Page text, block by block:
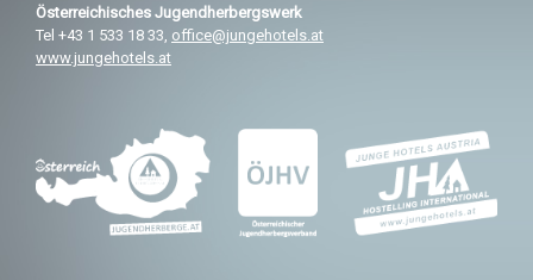
k
p
Österreichisches Jugendherbergswerk
Tel +43 1 533 18 33, office@jungehotels.at
www.jungehotels.at